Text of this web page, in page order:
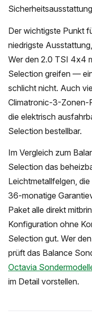
Der wichtigste Punkt
niedrigste
Wer den 2.0 TSI 4x4
Selection greifen —
schlicht nicht. Auch
Climatronic-3-Zonen-
die elektrisch
Selection bestellbar.
Im Vergleich zum
Selection das
Leichtmetallfelgen,
36-monatige
Paket alle direkt
Konfiguration ohne
Selection gut. Wer
prüft das Balance
Octavia
im Detail vorstellen.